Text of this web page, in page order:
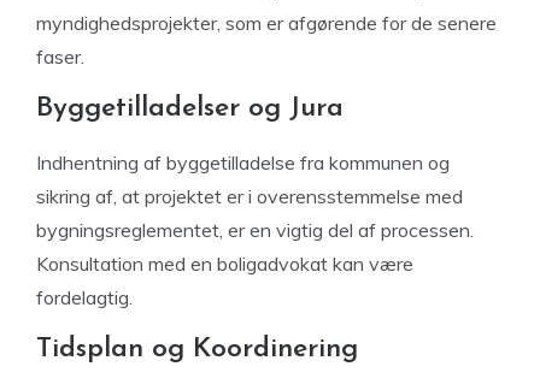
myndighedsprojekter, som er afgørende for de senere
faser.
Byggetilladelser og Jura
Indhentning af byggetilladelse fra kommunen og
sikring af, at projektet er i overensstemmelse med
bygningsreglementet, er en vigtig del af processen.
Konsultation med en boligadvokat kan være
fordelagtig.
Tidsplan og Koordinering